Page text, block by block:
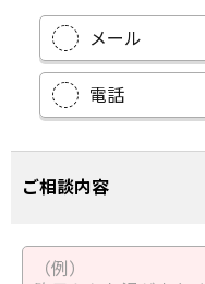
メール
電話
ご相談内容